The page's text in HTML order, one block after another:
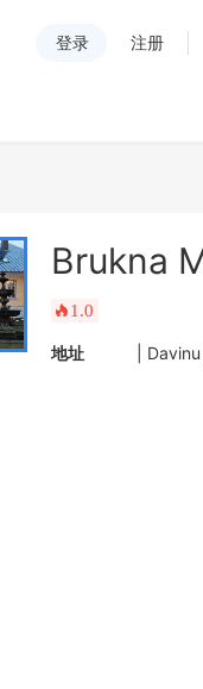
登录 注册
Brukna
󰺂 1.0
地址 |